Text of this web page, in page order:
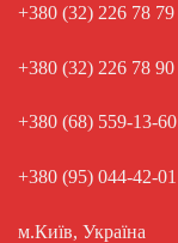
+380 (32) 226 78 79
+380 (32) 226 78 90
+380 (68) 559-13-60
+380 (95) 044-42-01
м.Київ, Україна